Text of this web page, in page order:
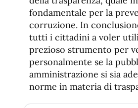
fondamentale per la
corruzione. In
tutti i cittadini a voler
prezioso strumento per
personalmente se la
amministrazione si sia
norme in materia di